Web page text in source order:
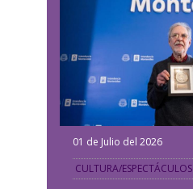
01 de Julio del 2026
CULTURA/ESPECTÁCULOS